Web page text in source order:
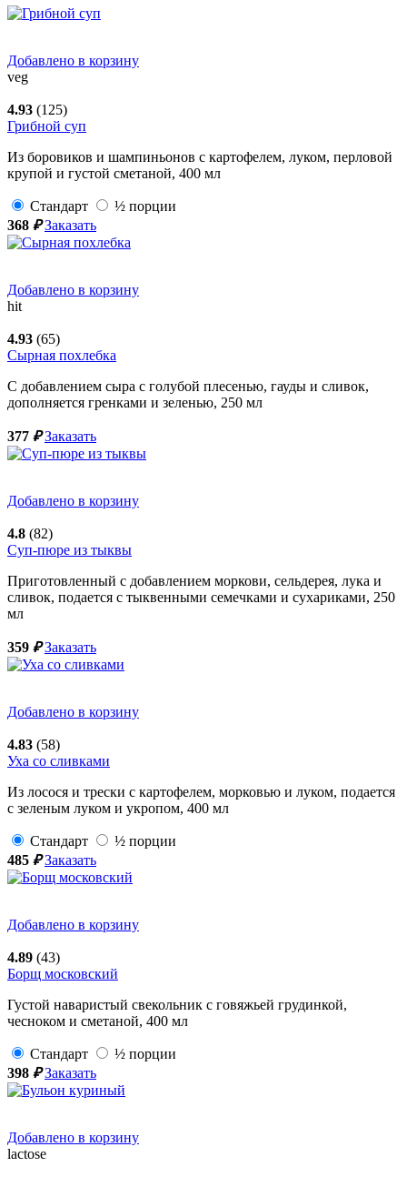
Добавлено в корзину
veg
4.93 (125)
Грибной суп
Из боровиков и шампиньонов с картофелем, луком, перловой
крупой и густой сметаной, 400 мл
Стандарт
½ порции
368 ₽ Заказать
Добавлено в корзину
hit
4.93 (65)
Сырная похлебка
С добавлением сыра с голубой плесенью, гауды и сливок,
дополняется гренками и зеленью, 250 мл
377 ₽ Заказать
Добавлено в корзину
4.8 (82)
Суп-пюре из тыквы
Приготовленный с добавлением моркови, сельдерея, лука и
сливок, подается с тыквенными семечками и сухариками, 250
мл
359 ₽ Заказать
Добавлено в корзину
4.83 (58)
Уха со сливками
Из лосося и трески с картофелем, морковью и луком, подается
с зеленым луком и укропом, 400 мл
Стандарт
½ порции
485 ₽ Заказать
Добавлено в корзину
4.89 (43)
Борщ московский
Густой наваристый свекольник с говяжьей грудинкой,
чесноком и сметаной, 400 мл
Стандарт
½ порции
398 ₽ Заказать
Добавлено в корзину
lactose